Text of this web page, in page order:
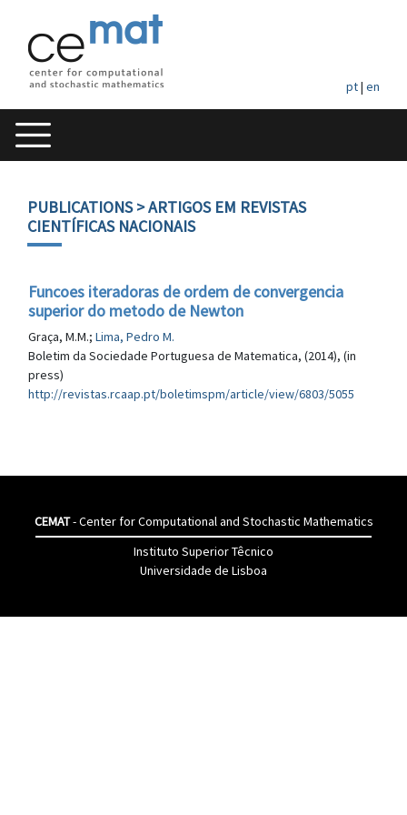
pt| en
PUBLICATIONS> ARTIGOS EM REVISTAS
CIENTÍFICAS NACIONAIS
Funcoes iteradoras de ordem de convergencia
superior do metodo de Newton
Graça, M.M.; Lima, Pedro M.
Boletim da Sociedade Portuguesa de Matematica, (2014), (in
press)
http://revistas.rcaap.pt/boletimspm/article/view/6803/5055
CEMAT- Center for Computational and Stochastic Mathematics
Instituto Superior Têcnico
Universidade de Lisboa